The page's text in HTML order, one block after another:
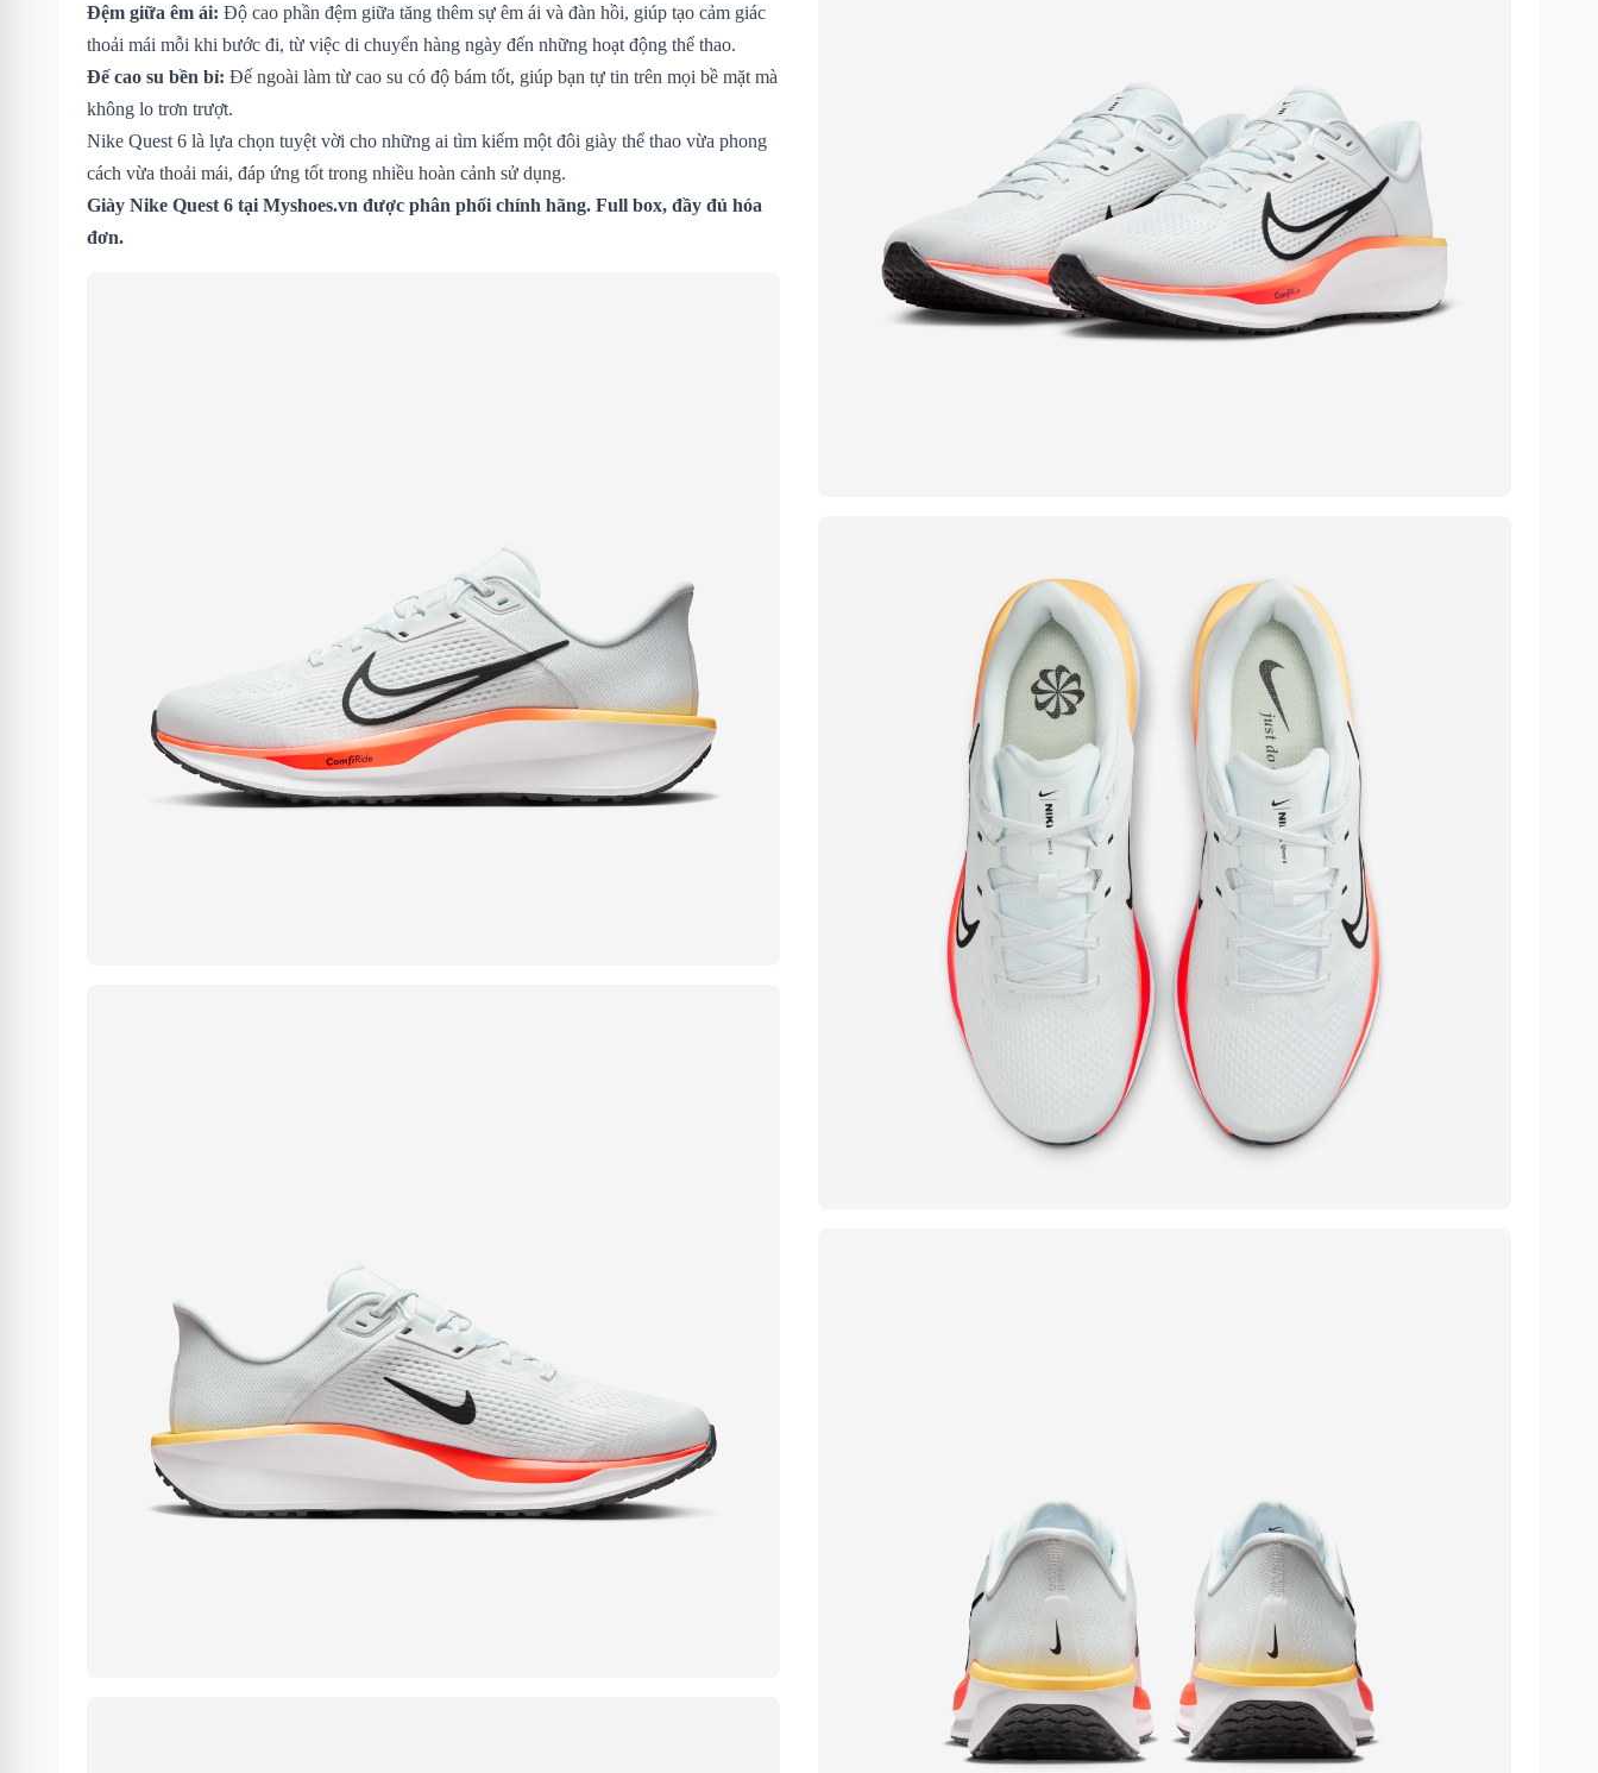
Đệm giữa êm ái: Độ cao phần đệm giữa tăng thêm sự êm ái và đàn hồi, giúp tạo cảm giác
thoải mái mỗi khi bước đi, từ việc di chuyển hàng ngày đến những hoạt động thể thao.
Đế cao su bền bỉ: Đế ngoài làm từ cao su có độ bám tốt, giúp bạn tự tin trên mọi bề mặt mà
không lo trơn trượt.
Nike Quest 6 là lựa chọn tuyệt vời cho những ai tìm kiếm một đôi giày thể thao vừa phong
cách vừa thoải mái, đáp ứng tốt trong nhiều hoàn cảnh sử dụng.
Giày Nike Quest 6 tại Myshoes.vn được phân phối chính hãng. Full box, đầy đủ hóa
đơn.